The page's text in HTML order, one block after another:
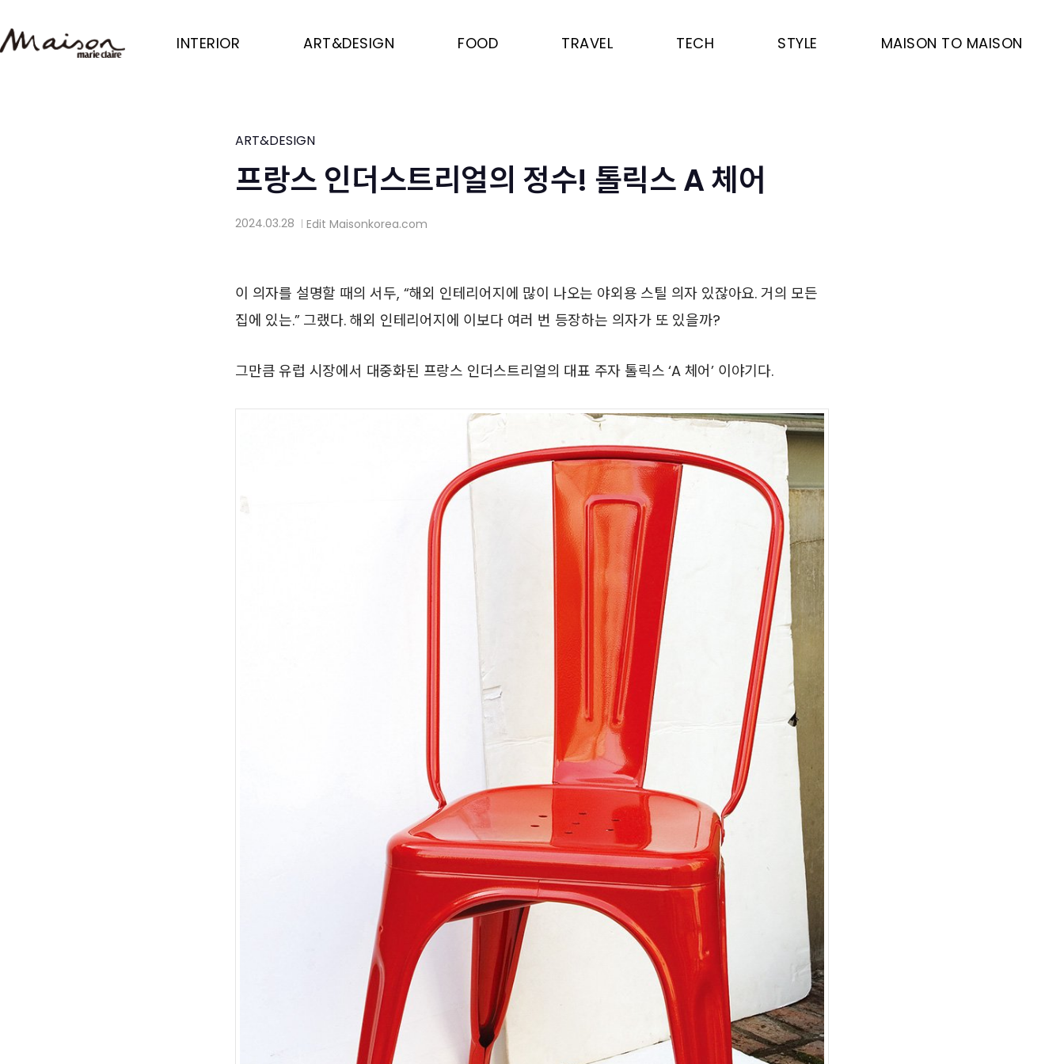
to
main
INTERIOR ART&DESIGN FOOD TRAVEL TECH STYLE MAISON TO MAISON
ART&DESIGN
프랑스 인더스트리얼의 정수! 톨릭스 A 체어
2024.03.28 Edit Maisonkorea.com
이 의자를 설명할 때의 서두, “해외 인테리어지에 많이 나오는 야외용 스틸 의자 있잖아요. 거의 모든
집에 있는.” 그랬다. 해외 인테리어지에 이보다 여러 번 등장하는 의자가 또 있을까?
그만큼 유럽 시장에서 대중화된 프랑스 인더스트리얼의 대표 주자 톨릭스 ‘A 체어’ 이야기다.